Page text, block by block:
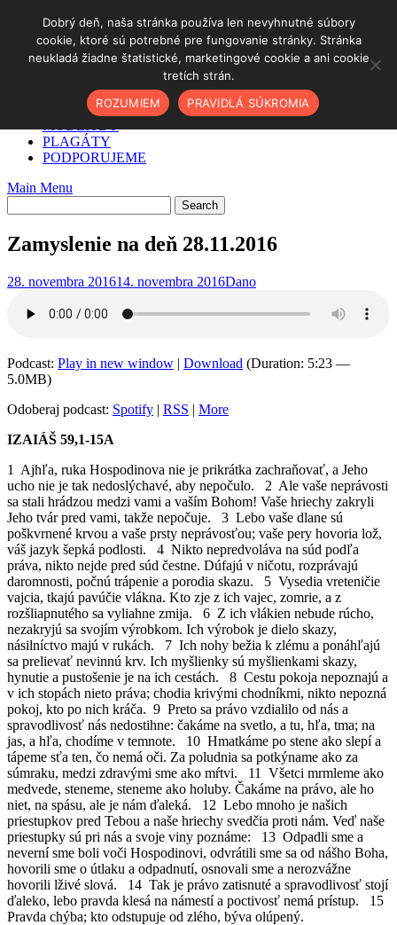
contentDOMOV
✓ AKO NA TO
PODCAST
PLAGÁTY
PODPORUJEME
Main Menu
Zamyslenie na deň 28.11.2016
28. novembra 201614. novembra 2016Dano
Podcast: Play in new window | Download (Duration: 5:23 —
5.0MB)
Odoberaj podcast: Spotify | RSS | More
IZAIÁŠ 59,1-15A
1 Ajhľa, ruka Hospodinova nie je prikrátka zachraňovať, a Jeho
ucho nie je tak nedoslýchavé, aby nepočulo. 2 Ale vaše neprávosti
sa stali hrádzou medzi vami a vaším Bohom! Vaše hriechy zakryli
Jeho tvár pred vami, takže nepočuje. 3 Lebo vaše dlane sú
poškvrnené krvou a vaše prsty neprávosťou; vaše pery hovoria lož,
váš jazyk šepká podlosti. 4 Nikto nepredvoláva na súd podľa
práva, nikto nejde pred súd čestne. Dúfajú v ničotu, rozprávajú
daromnosti, počnú trápenie a porodia skazu. 5 Vysedia vreteničie
vajcia, tkajú pavúčie vlákna. Kto zje z ich vajec, zomrie, a z
rozšliapnutého sa vyliahne zmija. 6 Z ich vlákien nebude rúcho,
nezakryjú sa svojím výrobkom. Ich výrobok je dielo skazy,
násilníctvo majú v rukách. 7 Ich nohy bežia k zlému a ponáhľajú
sa prelievať nevinnú krv. Ich myšlienky sú myšlienkami skazy,
hynutie a pustošenie je na ich cestách. 8 Cestu pokoja nepoznajú a
v ich stopách nieto práva; chodia krivými chodníkmi, nikto nepozná
pokoj, kto po nich kráča. 9 Preto sa právo vzdialilo od nás a
spravodlivosť nás nedostihne: čakáme na svetlo, a tu, hľa, tma; na
jas, a hľa, chodíme v temnote. 10 Hmatkáme po stene ako slepí a
tápeme sťa ten, čo nemá oči. Za poludnia sa potkýname ako za
súmraku, medzi zdravými sme ako mŕtvi. 11 Všetci mrmleme ako
medvede, steneme, steneme ako holuby. Čakáme na právo, ale ho
niet, na spásu, ale je nám ďaleká. 12 Lebo mnoho je našich
priestupkov pred Tebou a naše hriechy svedčia proti nám. Veď naše
priestupky sú pri nás a svoje viny poznáme: 13 Odpadli sme a
neverní sme boli voči Hospodinovi, odvrátili sme sa od nášho Boha,
hovorili sme o útlaku a odpadnutí, osnovali sme a nerozvážne
hovorili lživé slová. 14 Tak je právo zatisnuté a spravodlivosť stojí
ďaleko, lebo pravda klesá na námestí a poctivosť nemá prístup. 15
Pravda chýba; kto odstupuje od zlého, býva olúpený.
Dobrý deň, naša stránka používa len nevyhnutné súbory
cookie, ktoré sú potrebné pre fungovanie stránky. Stránka
neukladá žiadne štatistické, marketingové cookie a ani cookie
tretích strán.
ROZUMIEM
PRAVIDLÁ SÚKROMIA